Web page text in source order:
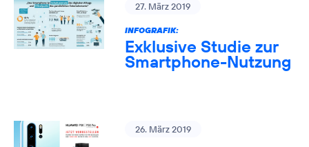
27. März 2019
INFOGRAFIK:
Exklusive Studie zur
Smartphone-Nutzung
26. März 2019